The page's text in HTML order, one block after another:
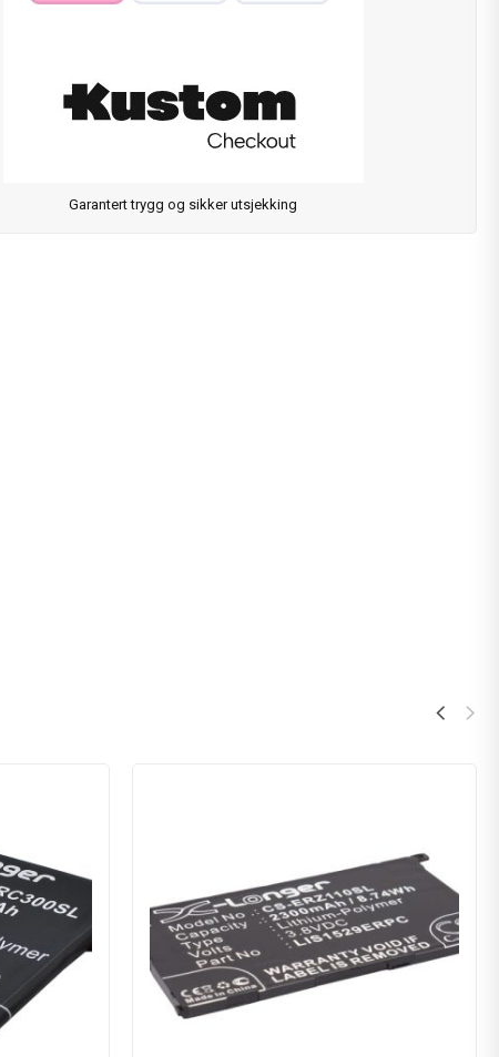
Garantert trygg og sikker utsjekking